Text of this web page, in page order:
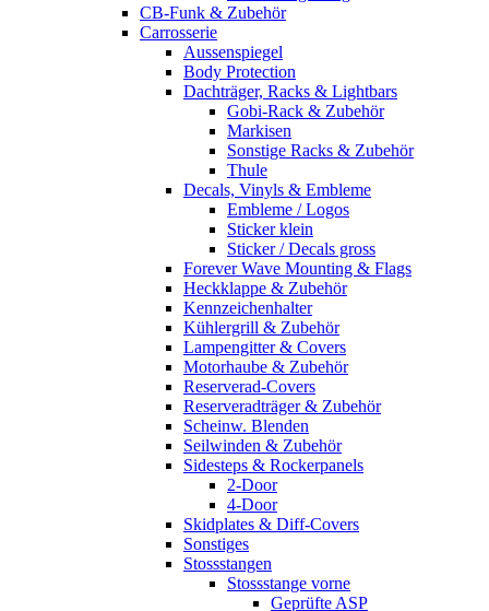
CB-Funk & Zubehör
Carrosserie
Aussenspiegel
Body Protection
Dachträger, Racks & Lightbars
Gobi-Rack & Zubehör
Markisen
Sonstige Racks & Zubehör
Thule
Decals, Vinyls & Embleme
Embleme / Logos
Sticker klein
Sticker / Decals gross
Forever Wave Mounting & Flags
Heckklappe & Zubehör
Kennzeichenhalter
Kühlergrill & Zubehör
Lampengitter & Covers
Motorhaube & Zubehör
Reserverad-Covers
Reserveradträger & Zubehör
Scheinw. Blenden
Seilwinden & Zubehör
Sidesteps & Rockerpanels
2-Door
4-Door
Skidplates & Diff-Covers
Sonstiges
Stossstangen
Stossstange vorne
Geprüfte ASP